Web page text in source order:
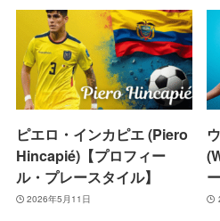
ピエロ・インカピエ (Piero
Hincapié)【プロフィー
ル・プレースタイル】
2026年5月11日